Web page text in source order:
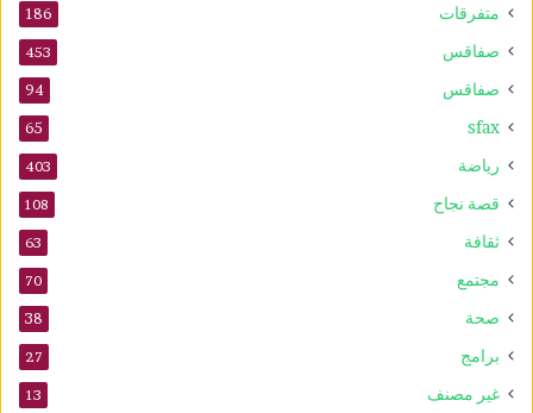
متفرقات 186
صفاقس 453
صفاقس 94
sfax
65
رياضة 403
قصة نجاح 108
ثقافة 63
مجتمع 70
صحة 38
برامج 27
غير مصنف 13